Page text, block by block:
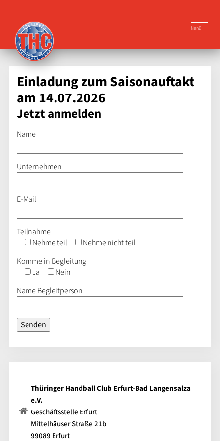
Menü
Einladung zum Saisonauftakt
am 14.07.2026
Jetzt anmelden
Name
Unternehmen
E-Mail
Teilnahme
Nehme teil
Nehme nicht teil
Komme in Begleitung
Ja
Nein
Name Begleitperson
Thüringer Handball Club Erfurt-Bad Langensalza
e.V.
Geschäftsstelle Erfurt
Mittelhäuser Straße 21b
99089 Erfurt